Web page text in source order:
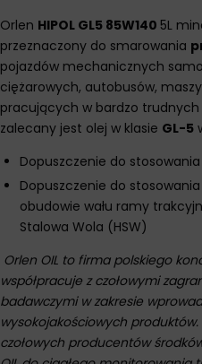
Orlen HIPOL GL5 85W140 5L
przeznaczony do smarowania
pojazdów mechanicznych
ciężarowych, autobusów,
pracujących w bardzo
zalecany jest olej w klasie GL-5
Dopuszczenie do
Dopuszczenie do
obudowie wału ramy
Stalowa Wola (HSW)
Orlen OIL to firma polskiego
współpracuje z czołowymi
badawczymi w zakresie
wysokojakościowych
czołowych producentów